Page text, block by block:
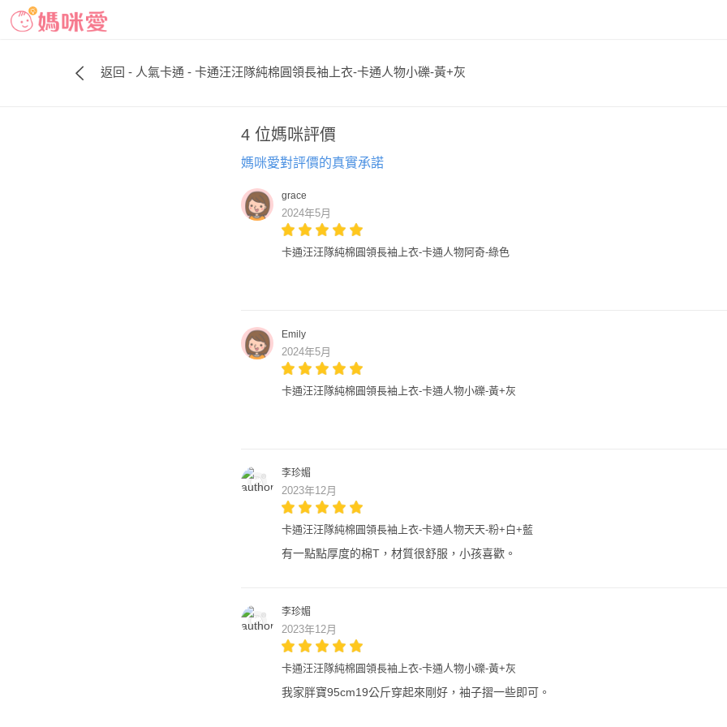
返回 - 人氣卡通 - 卡通汪汪隊純棉圓領長袖上衣-卡通人物小礫-黃+灰
4 位媽咪評價
媽咪愛對評價的真實承諾
grace
2024年5月
卡通汪汪隊純棉圓領長袖上衣-卡通人物阿奇-綠色
Emily
2024年5月
卡通汪汪隊純棉圓領長袖上衣-卡通人物小礫-黃+灰
李珍媚
2023年12月
卡通汪汪隊純棉圓領長袖上衣-卡通人物天天-粉+白+藍
有一點點厚度的棉T，材質很舒服，小孩喜歡。
李珍媚
2023年12月
卡通汪汪隊純棉圓領長袖上衣-卡通人物小礫-黃+灰
我家胖寶95cm19公斤穿起來剛好，袖子摺一些即可。